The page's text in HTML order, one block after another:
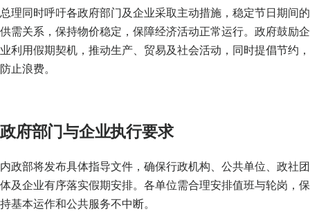
总理同时呼吁各政府部门及企业采取主动措施，稳定节日期间的
供需关系，保持物价稳定，保障经济活动正常运行。政府鼓励企
业利用假期契机，推动生产、贸易及社会活动，同时提倡节约，
防止浪费。
政府部门与企业执行要求
内政部将发布具体指导文件，确保行政机构、公共单位、政社团
体及企业有序落实假期安排。各单位需合理安排值班与轮岗，保
持基本运作和公共服务不中断。